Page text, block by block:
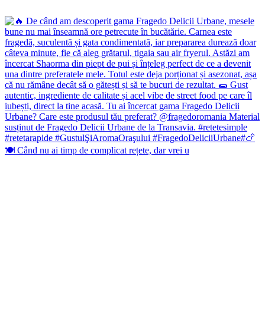
🍽️ Când nu ai timp de complicat rețete, dar vrei u